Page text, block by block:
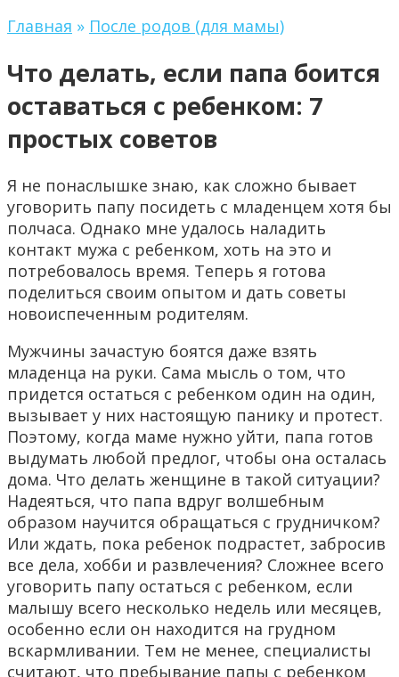
Главная » После родов (для мамы)
Что делать, если папа боится
оставаться с ребенком: 7
простых советов
Я не понаслышке знаю, как сложно бывает
уговорить папу посидеть с младенцем хотя бы
полчаса. Однако мне удалось наладить
контакт мужа с ребенком, хоть на это и
потребовалось время. Теперь я готова
поделиться своим опытом и дать советы
новоиспеченным родителям.
Мужчины зачастую боятся даже взять
младенца на руки. Сама мысль о том, что
придется остаться с ребенком один на один,
вызывает у них настоящую панику и протест.
Поэтому, когда маме нужно уйти, папа готов
выдумать любой предлог, чтобы она осталась
дома. Что делать женщине в такой ситуации?
Надеяться, что папа вдруг волшебным
образом научится обращаться с грудничком?
Или ждать, пока ребенок подрастет, забросив
все дела, хобби и развлечения? Сложнее всего
уговорить папу остаться с ребенком, если
малышу всего несколько недель или месяцев,
особенно если он находится на грудном
вскармливании. Тем не менее, специалисты
считают, что пребывание папы с ребенком